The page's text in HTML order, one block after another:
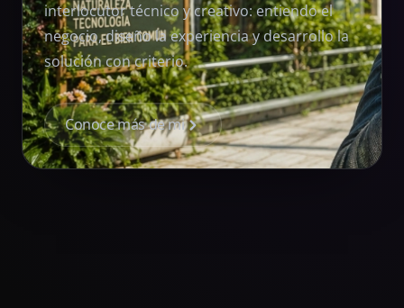
interlocutor técnico y creativo: entiendo el
negocio, diseño la experiencia y desarrollo la
solución con criterio.
Conoce más de mi